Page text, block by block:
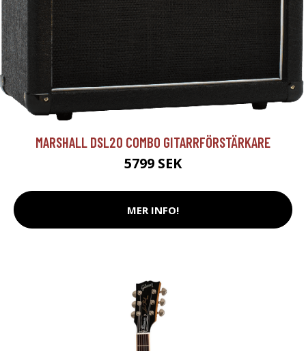
MARSHALL DSL20 COMBO GITARRFÖRSTÄRKARE
5799 SEK
MER INFO!